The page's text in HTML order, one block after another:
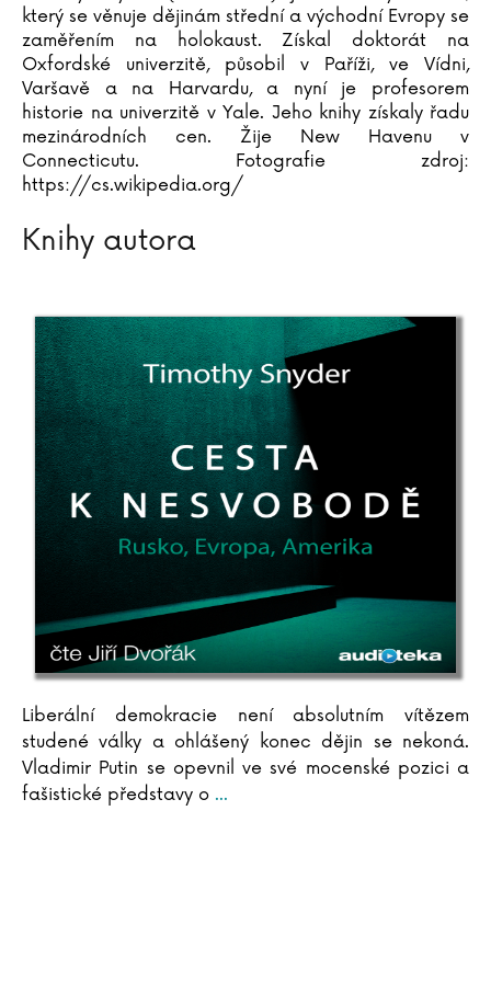
Pavel Soukup
Michal Stalmach
Adrianna Staniszewska
Urszula Staniszewska
Kristýna Staňková
Christiane Steffan
Tanja Steinbach
Miloslav Stingl
Irving Stone
Martin Stránský
Neil Strauss
Gard Sveen
Ivana Svitková
Peter Swanson
Dana Syslová
Jan Szymik
který se věnuje dějinám střední a východní Evropy se
zaměřením na holokaust. Získal doktorát na
Oxfordské univerzitě, působil v Paříži, ve Vídni,
Varšavě a na Harvardu, a nyní je profesorem
historie na univerzitě v Yale. Jeho knihy získaly řadu
mezinárodních cen. Žije New Havenu v
Connecticutu. Fotografie zdroj:
https://cs.wikipedia.org/
Knihy autora
Liberální demokracie není absolutním vítězem
studené války a ohlášený konec dějin se nekoná.
Vladimir Putin se opevnil ve své mocenské pozici a
fašistické představy o ...